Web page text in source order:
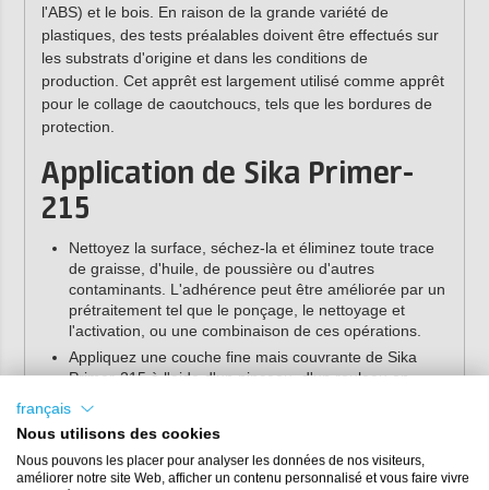
l'ABS) et le bois. En raison de la grande variété de
plastiques, des tests préalables doivent être effectués sur
les substrats d'origine et dans les conditions de
production. Cet apprêt est largement utilisé comme apprêt
pour le collage de caoutchoucs, tels que les bordures de
protection.
Application de Sika Primer-
215
Nettoyez la surface, séchez-la et éliminez toute trace
de graisse, d'huile, de poussière ou d'autres
contaminants. L'adhérence peut être améliorée par un
prétraitement tel que le ponçage, le nettoyage et
l'activation, ou une combinaison de ces opérations.
Appliquez une couche fine mais couvrante de Sika
Primer-215 à l'aide d'un pinceau, d'un rouleau en
La température d'application et de surface idéale se
situe entre 15°C et 25°C.
Appliquez le primaire en une seule couche. Veillez à
français
Nous utilisons des cookies
Nous pouvons les placer pour analyser les données de nos visiteurs,
améliorer notre site Web, afficher un contenu personnalisé et vous faire vivre